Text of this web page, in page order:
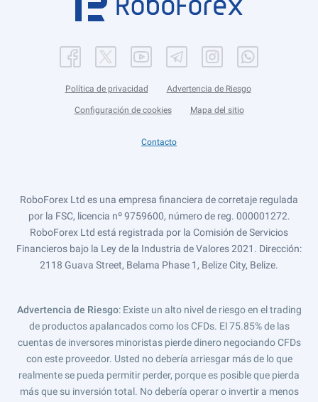
Política de privacidad Advertencia de Riesgo
Configuración de cookies Mapa del sitio
Contacto
RoboForex Ltd es una empresa financiera de corretaje regulada
por la FSC, licencia nº 9759600, número de reg. 000001272.
RoboForex Ltd está registrada por la Comisión de Servicios
Financieros bajo la Ley de la Industria de Valores 2021. Dirección:
2118 Guava Street, Belama Phase 1, Belize City, Belize.
Advertencia de Riesgo: Existe un alto nivel de riesgo en el trading
de productos apalancados como los CFDs. El 75.85% de las
cuentas de inversores minoristas pierde dinero negociando CFDs
con este proveedor. Usted no debería arriesgar más de lo que
realmente se pueda permitir perder, porque es posible que pierda
más que su inversión total. No debería operar o invertir a menos